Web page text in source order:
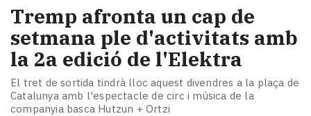
Tremp afronta un cap de
setmana ple d'activitats amb
la 2a edició de l'Elektra
El tret de sortida tindrà lloc aquest divendres a la plaça de
Catalunya amb l'espectacle de circ i música de la
companyia basca Hutzun + Ortzi